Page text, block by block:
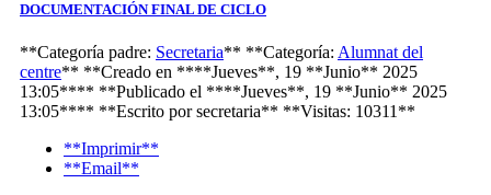
DOCUMENTACIÓN FINAL DE CICLO
**Categoría padre: Secretaria** **Categoría: Alumnat del
centre** **Creado en ****Jueves**, 19 **Junio** 2025
13:05**** **Publicado el ****Jueves**, 19 **Junio** 2025
13:05**** **Escrito porsecretaria** **Visitas: 10311**
**Imprimir**
**Email**